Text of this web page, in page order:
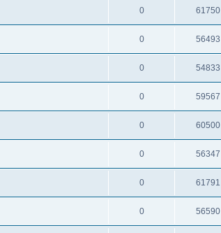
0 61750
0 56493
0 54833
0 59567
0 60500
0 56347
0 61791
0 56590